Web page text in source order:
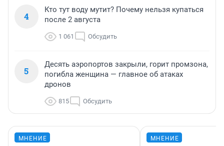
4
Кто тут воду мутит? Почему нельзя купаться
после 2 августа
1 061 Обсудить
5
Десять аэропортов закрыли, горит промзона,
погибла женщина — главное об атаках
дронов
815 Обсудить
МНЕНИЕ МНЕНИЕ